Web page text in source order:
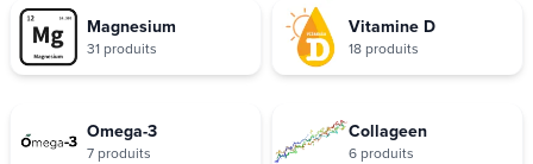
Magnesium
31 produits
Vitamine D
18 produits
Omega-3
7 produits
Collageen
6 produits